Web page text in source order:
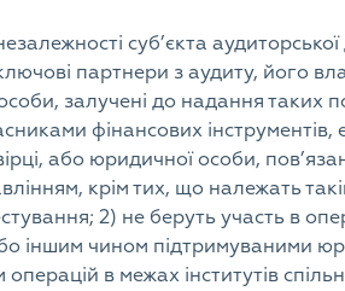
суб’єкта аудиторської
партнери з аудиту, його
залучені до надання таких
фінансових
або юридичної особи,
крім тих, що належать
2) не беруть участь в
іншим чином підтримуваними
операцій в межах інститутів